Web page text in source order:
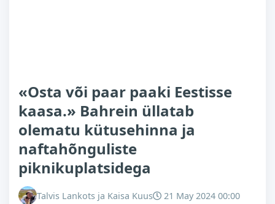
«Osta või paar paaki Eestisse
kaasa.» Bahrein üllatab
olematu kütusehinna ja
naftahõnguliste
piknikuplatsidega
Talvis Lankots ja Kaisa Kuus 21 May 2024 00:00